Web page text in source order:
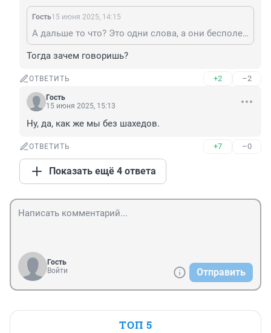
Гость15 июня 2025, 14:15
А дальше то что? Это одни слова, а они бесполезны
Тогда зачем говоришь?
ОТВЕТИТЬ +2 –2
Гость
15 июня 2025, 15:13
Ну, да, как же мы без шахедов.
ОТВЕТИТЬ +7 –0
Показать ещё 4 ответа
Гость
Войти
Отправить
ТОП 5